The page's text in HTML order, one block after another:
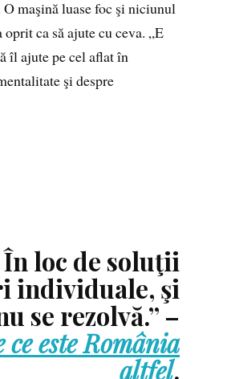
maşină luase foc şi niciunul
ca să ajute cu ceva. „E
îl ajute pe cel aflat în
şi despre
În loc de soluţii
individuale, şi
se rezolvă.” –
ce este România
altfel.